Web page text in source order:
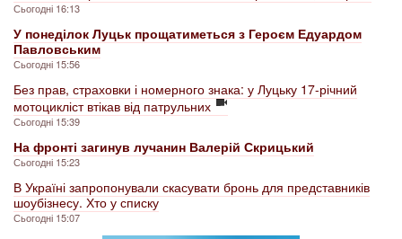
Сьогодні 16:13
У понеділок Луцьк прощатиметься з Героєм Едуардом
Павловським
Сьогодні 15:56
Без прав, страховки і номерного знака: у Луцьку 17-річний
мотоцикліст втікав від патрульних
Сьогодні 15:39
На фронті загинув лучанин Валерій Скрицький
Сьогодні 15:23
В Україні запропонували скасувати бронь для представників
шоубізнесу. Хто у списку
Сьогодні 15:07